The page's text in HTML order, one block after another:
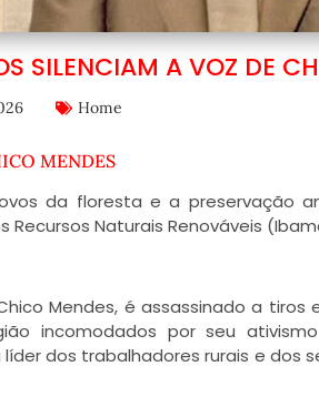
SILENCIAM A VOZ DE
Home
MENDES
da floresta e a preservação
Recursos Naturais Renováveis
Mendes, é assassinado a
incomodados por seu
dos trabalhadores rurais e dos